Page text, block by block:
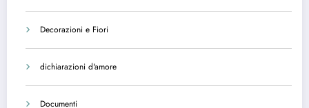
Decorazioni e Fiori
dichiarazioni d'amore
Documenti